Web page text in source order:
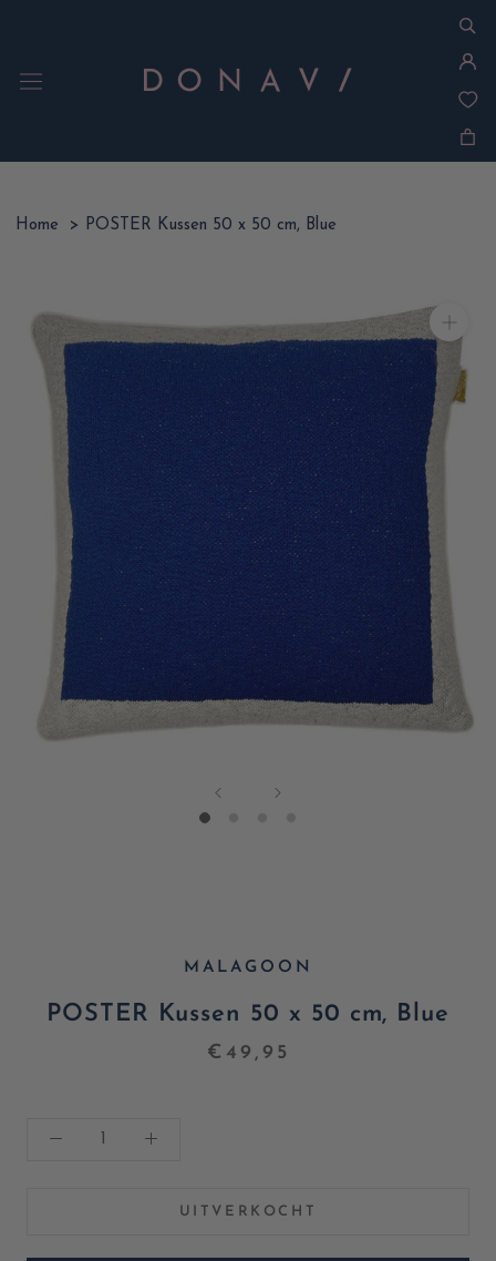
Ga
Home
> POSTER Kussen 50 x 50 cm, Blue
MALAGOON
POSTER Kussen 50 x 50 cm, Blue
€49,95
UITVERKOCHT